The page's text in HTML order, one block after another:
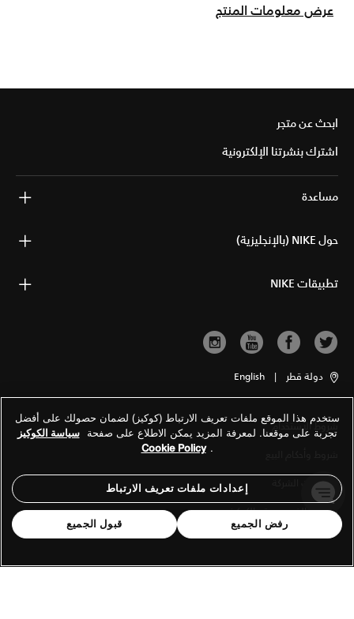
عرض معلومات المنتج
ابحث عن متجر
اشترك بنشرتنا الإلكترونية
مساعدة
حول NIKE (بالإنجليزية)
تطبيقات NIKE
دولة قطر |
English
شروط الاستخدام
معلومات الشركة
سياسة الخصوصية والكوكيز
ستخدم هذا الموقع ملفات تعريف الارتباط (كوكيز) لضمان حصولك على أفضل
تجربة على موقعنا. لمعرفة المزيد يمكن الاطلاع على صفحة سياسة الكوكيز
.
Cookie Policy
إعدادات ملفات تعريف الارتباط
رفض الجميع قبول الجميع